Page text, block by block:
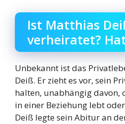
Ist Matthias
verheiratet?
Unbekannt ist das
Deiß. Er zieht es vor, sein
halten, unabhängig davon,
in einer Beziehung lebt
Deiß legte sein Abitur an